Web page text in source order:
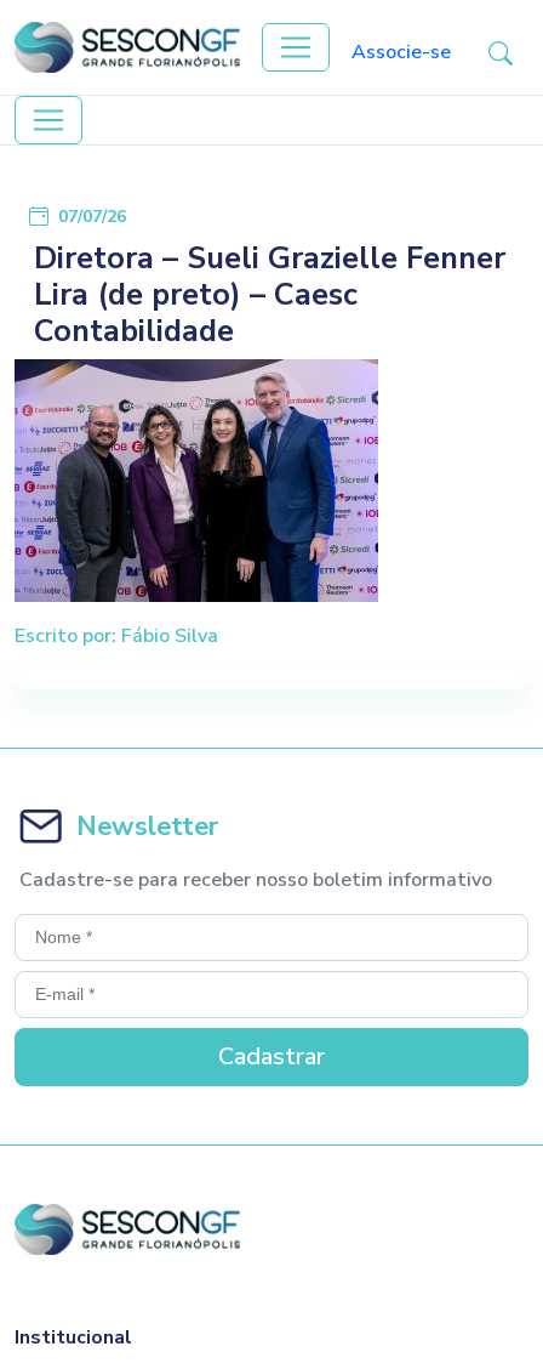
Associe-se
07/07/26
Diretora – Sueli Grazielle Fenner
Lira (de preto) – Caesc
Contabilidade
Escrito por: Fábio Silva
Newsletter
Cadastre-se para receber nosso boletim informativo
Institucional